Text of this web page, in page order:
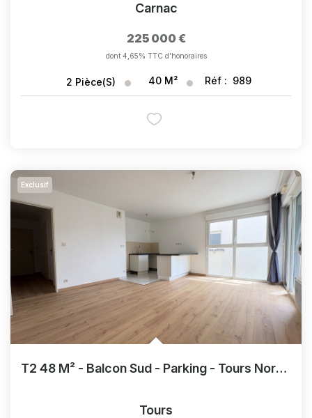
Carnac
225 000 €
dont 4,65% TTC d'honoraires
2 Pièce(s) 40 M² Réf : 989
Exclusif
T2 48 M² - Balcon Sud - Parking - Tours Nord - Récent
Tours